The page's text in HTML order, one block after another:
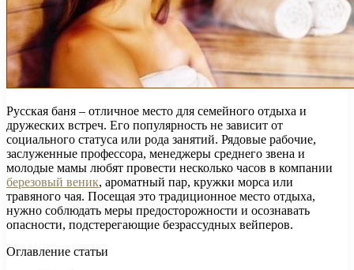
Русская баня – отличное место для семейного отдыха и
дружеских встреч. Его популярность не зависит от
социального статуса или рода занятий. Рядовые рабочие,
заслуженные профессора, менеджеры среднего звена и
молодые мамы любят провести несколько часов в компании
березовый веник, ароматный пар, кружки морса или
травяного чая. Посещая это традиционное место отдыха,
нужно соблюдать меры предосторожности и осознавать
опасности, подстерегающие безрассудных вейперов.
Оглавление статьи